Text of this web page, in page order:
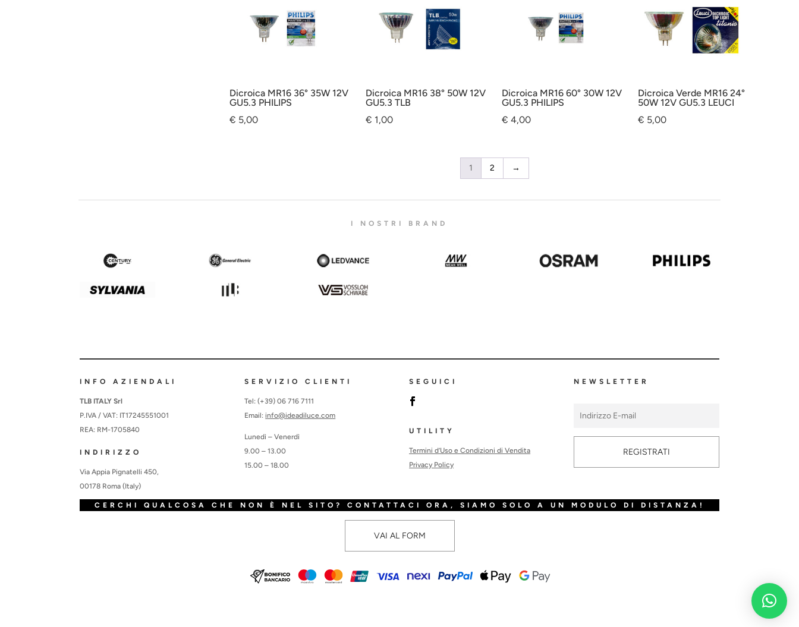
Dicroica MR16 36° 35W 12V
GU5.3 PHILIPS
€ 5,00
Dicroica MR16 38° 50W 12V
GU5.3 TLB
€ 1,00
Dicroica MR16 60° 30W 12V
GU5.3 PHILIPS
€ 4,00
Dicroica Verde MR16 24°
50W 12V GU5.3 LEUCI
€ 5,00
1 2 →
I NOSTRI BRAND
INFO AZIENDALI
TLB ITALY Srl
P.IVA / VAT: IT17245551001
REA: RM-1705840
INDIRIZZO
Via Appia Pignatelli 450,
00178 Roma (Italy)
SERVIZIO CLIENTI
Tel: (+39) 06 716 7111
Email: info@ideadiluce.com
Lunedì – Venerdì
9.00 – 13.00
15.00 – 18.00
SEGUICI
UTILITY
Termini d’Uso e Condizioni di Vendita
Privacy Policy
NEWSLETTER
REGISTRATI
CERCHI QUALCOSA CHE NON È NEL SITO? CONTATTACI ORA, SIAMO SOLO A UN MODULO DI DISTANZA!
VAI AL FORM